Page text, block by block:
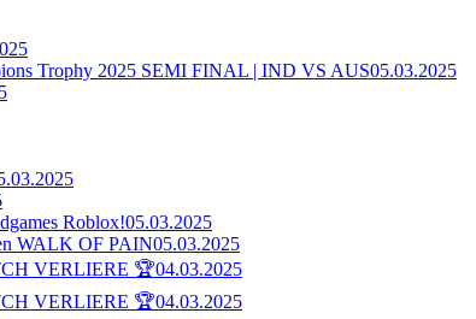
Trophy 2025 SEMI FINAL | IND VS AUS05.03.2025
Roblox!05.03.2025
WALK OF PAIN05.03.2025
VERLIERE 🏆04.03.2025
VERLIERE 🏆04.03.2025